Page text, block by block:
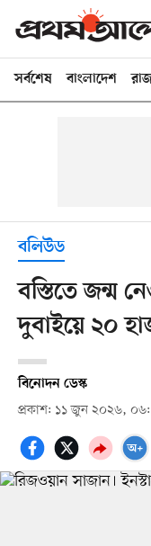
সর্বশেষ বাংলাদেশ
বলিউড
বস্তিতে জন্ম
দুবাইয়ে ২০
বিনোদন ডেস্ক
প্রকাশ: ১১ জুন ২০২৬,